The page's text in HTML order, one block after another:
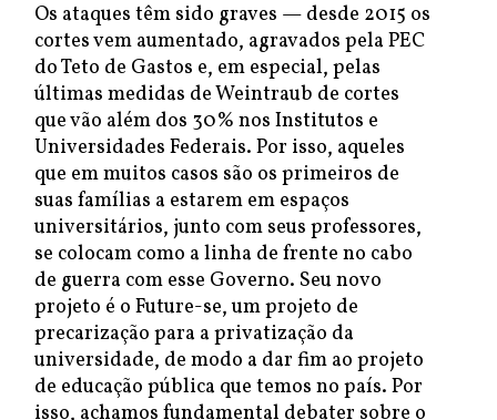
Os ataques têm sido graves — desde 2015 os
cortes vem aumentado, agravados pela PEC
do Teto de Gastos e, em especial, pelas
últimas medidas de Weintraub de cortes
que vão além dos 30% nos Institutos e
Universidades Federais. Por isso, aqueles
que em muitos casos são os primeiros de
suas famílias a estarem em espaços
universitários, junto com seus professores,
se colocam como a linha de frente no cabo
de guerra com esse Governo. Seu novo
projeto é o Future-se, um projeto de
precarização para a privatização da
universidade, de modo a dar fim ao projeto
de educação pública que temos no país. Por
isso, achamos fundamental debater sobre o